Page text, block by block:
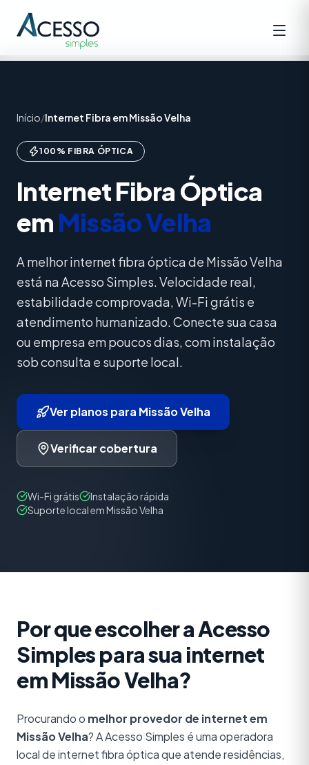
Início/Internet Fibra em Missão Velha
100% FIBRA ÓPTICA
Internet Fibra Óptica
em Missão Velha
A melhor internet fibra óptica de Missão Velha
está na Acesso Simples. Velocidade real,
estabilidade comprovada, Wi-Fi grátis e
atendimento humanizado. Conecte sua casa
ou empresa em poucos dias, com instalação
sob consulta e suporte local.
Ver planos para Missão Velha
Verificar cobertura
Wi-Fi grátis
Instalação rápida
Suporte local em Missão Velha
Por que escolher a Acesso
Simples para sua internet
em Missão Velha?
Procurando o melhor provedor de internet em
Missão Velha? A Acesso Simples é uma operadora
local de internet fibra óptica que atende residências,